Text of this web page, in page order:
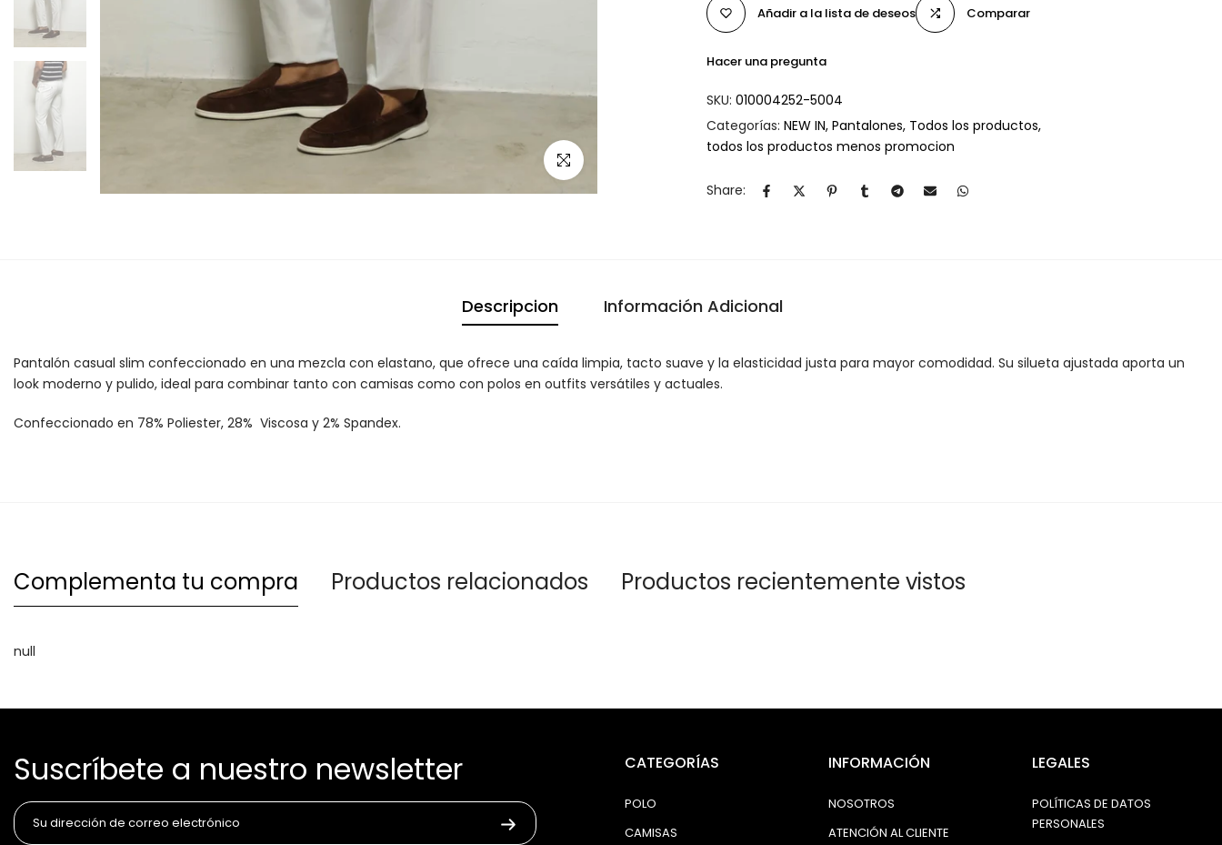
Click para agrandar
Añadir a la lista de deseos Comparar
Hacer una pregunta
SKU: 010004252-5004
Categorías: NEW IN Pantalones Todos los productos
todos los productos menos promocion
Share:
Descripcion Información Adicional
Pantalón casual slim confeccionado en una mezcla con elastano, que ofrece una caída limpia, tacto suave y la elasticidad justa para mayor comodidad. Su silueta ajustada aporta un
look moderno y pulido, ideal para combinar tanto con camisas como con polos en outfits versátiles y actuales.
Confeccionado en 78% Poliester, 28% Viscosa y 2% Spandex.
Complementa tu compra Productos relacionados Productos recientemente vistos
null
Suscríbete a nuestro newsletter CATEGORÍAS
POLO
CAMISAS
INFORMACIÓN
NOSOTROS
ATENCIÓN AL CLIENTE
LEGALES
POLÍTICAS DE DATOS
PERSONALES